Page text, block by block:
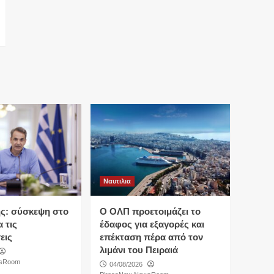
σύσκεψη στο
τις
Ναυτιλια
O ΟΛΠ προετοιμάζει το
έδαφος για εξαγορές και
επέκταση πέρα από τον
λιμάνι του Πειραιά
04/08/2026